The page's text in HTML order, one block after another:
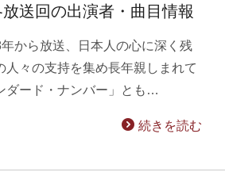
送回の出演者・曲目情報
から放送、日本人の心に深く残
人々の支持を集め長年親しまれて
ダード・ナンバー」とも…
続きを読む